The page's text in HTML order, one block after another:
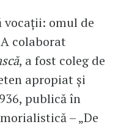
vocații: omul de
colaborat
, a fost coleg de
apropiat și
publică în
– „De